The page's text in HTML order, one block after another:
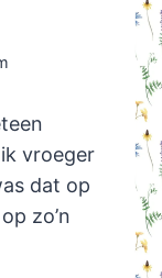
vroeger
dat op
zo’n